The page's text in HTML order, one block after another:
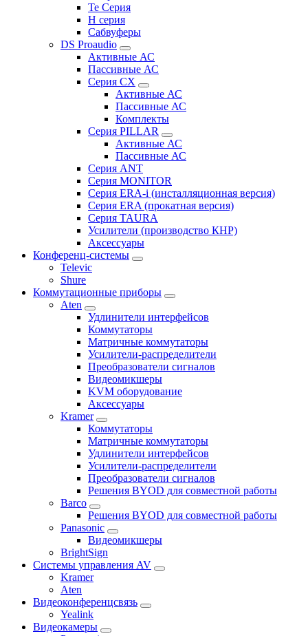
Te Серия
H серия
Сабвуферы
DS Proaudio
Активные АС
Пассивные АС
Серия CX
Активные АС
Пассивные АС
Комплекты
Серия PILLAR
Активные АС
Пассивные АС
Серия ANT
Серия MONITOR
Серия ERA-i (инсталляционная версия)
Серия ERA (прокатная версия)
Серия TAURA
Усилители (производство КНР)
Аксессуары
Конференц-системы
Televic
Shure
Коммутационные приборы
Aten
Удлинители интерфейсов
Коммутаторы
Матричные коммутаторы
Усилители-распределители
Преобразователи сигналов
Видеомикшеры
KVM оборудование
Аксессуары
Kramer
Коммутаторы
Матричные коммутаторы
Удлинители интерфейсов
Усилители-распределители
Преобразователи сигналов
Решения BYOD для совместной работы
Barco
Решения BYOD для совместной работы
Panasonic
Видеомикшеры
BrightSign
Системы управления AV
Kramer
Aten
Видеоконференцсвязь
Yealink
Видеокамеры